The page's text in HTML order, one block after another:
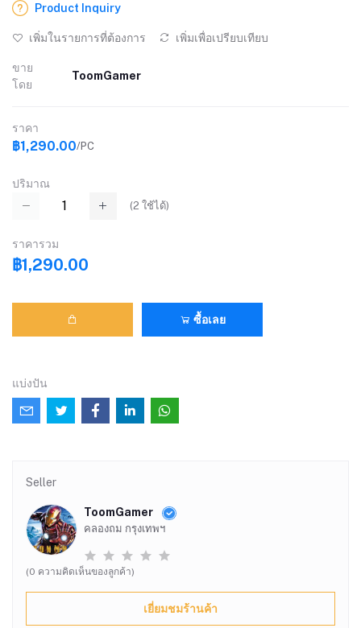
Product Inquiry
เพิ่มในรายการที่ต้องการ เพิ่มเพื่อเปรียบเทียบ
ขาย
โดย
ToomGamer
ราคา
฿1,290.00/PC
ปริมาณ
(2 ใช้ได้)
ราคารวม
฿1,290.00
ซื้อเลย
แบ่งปัน
Seller
ToomGamer
คลองถม กรุงเทพฯ
(0 ความคิดเห็นของลูกค้า)
เยี่ยมชมร้านค้า